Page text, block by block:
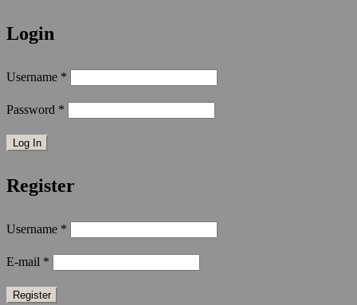
Login
Username *
Password *
Register
Username *
E-mail *